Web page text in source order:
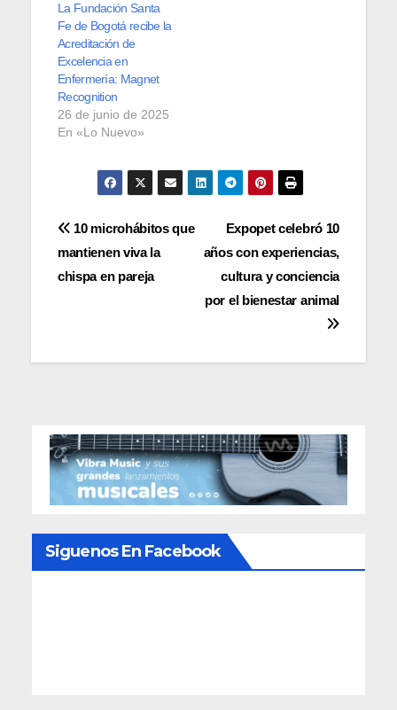
La Fundación Santa
Fe de Bogotá recibe la
Acreditación de
Excelencia en
Enfermería: Magnet
Recognition
26 de junio de 2025
En «Lo Nuevo»
Navegación
de
Expopet celebró 10
años con experiencias,
cultura y conciencia
por el bienestar animal
10 microhábitos que
mantienen viva la
chispa en pareja
Siguenos En Facebook